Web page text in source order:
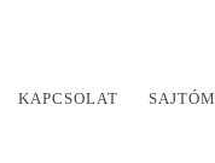
KAPCSOLAT